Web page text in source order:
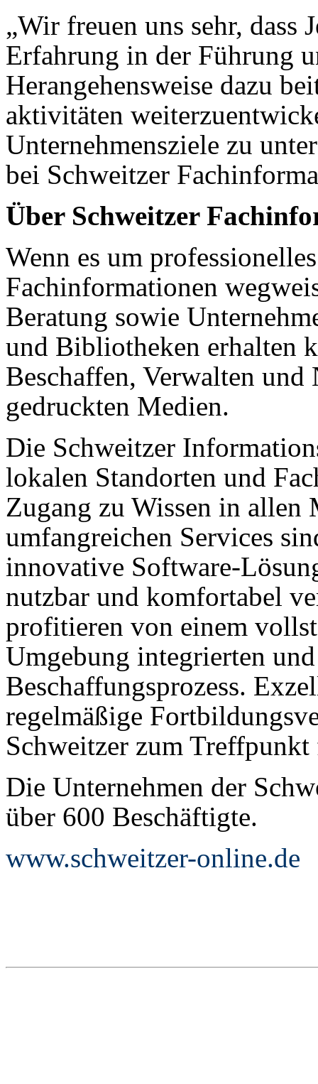
„Wir freuen uns sehr, dass
Erfahrung in der Führung
Herangehensweise dazu
aktivitäten
Unternehmensziele zu
bei Schweitzer
Über Schweitzer
Wenn es um
Fachinformationen
Beratung sowie
und Bibliotheken erhalten
Beschaffen, Verwalten
gedruckten Medien.
Die Schweitzer
lokalen Standorten und
Zugang zu Wissen in allen
umfangreichen Services
innovative Software-
nutzbar und komfortabel
profitieren von einem
Umgebung integrierten
Beschaffungsprozess.
regelmäßige
Schweitzer zum Treffpunkt
Die Unternehmen der
über 600 Beschäftigte.
www.schweitzer-online.de